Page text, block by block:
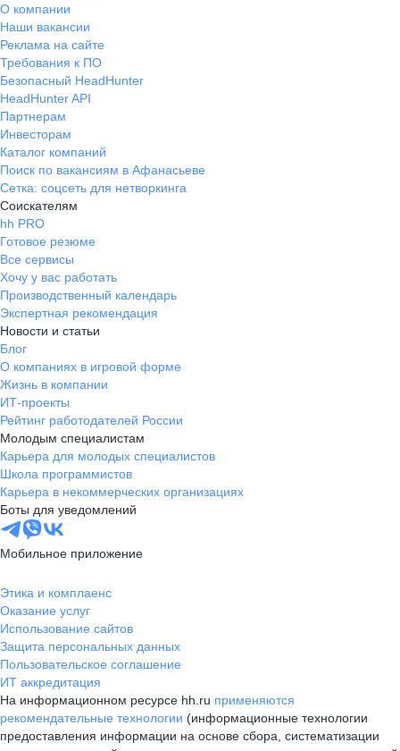
О компании
Наши вакансии
Реклама на сайте
Требования к ПО
Безопасный HeadHunter
HeadHunter API
Партнерам
Инвесторам
Каталог компаний
Поиск по вакансиям в Афанасьеве
Сетка: соцсеть для нетворкинга
Соискателям
hh PRO
Готовое резюме
Все сервисы
Хочу у вас работать
Производственный календарь
Экспертная рекомендация
Новости и статьи
Блог
О компаниях в игровой форме
Жизнь в компании
ИТ-проекты
Рейтинг работодателей России
Молодым специалистам
Карьера для молодых специалистов
Школа программистов
Карьера в некоммерческих организациях
Боты для уведомлений
Мобильное приложение
Этика и комплаенс
Оказание услуг
Использование сайтов
Защита персональных данных
Пользовательское соглашение
ИТ аккредитация
На информационном ресурсе hh.ru применяются
рекомендательные технологии (информационные технологии
предоставления информации на основе сбора, систематизации